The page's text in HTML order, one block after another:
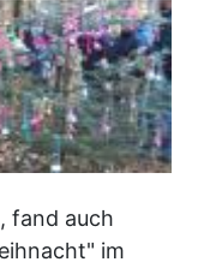
fand auch
im